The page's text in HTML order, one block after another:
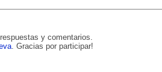
y comentarios.
. Gracias por participar!